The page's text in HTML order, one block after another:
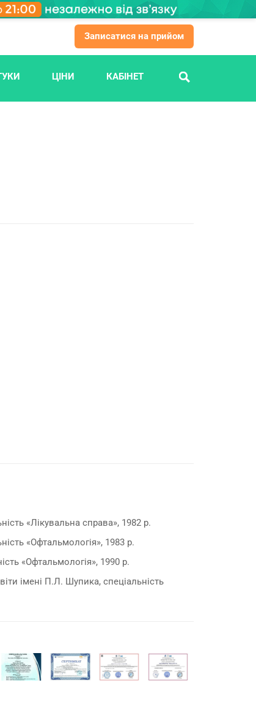
ПОШУК
Записатися на прийом
ЦІНИ КАБІНЕТ
«Лікувальна справа», 1982 р.
«Офтальмологія», 1983 р.
«Офтальмологія», 1990 р.
імені П.Л. Шупика, спеціальність